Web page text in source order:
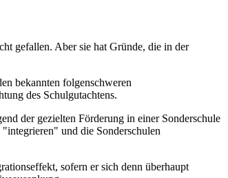
gefallen. Aber sie hat Gründe, die in der
bekannten folgenschweren
des Schulgutachtens.
der gezielten Förderung in einer Sonderschule
und die Sonderschulen
sofern er sich denn überhaupt